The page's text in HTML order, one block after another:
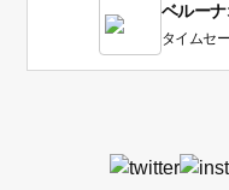
ベルー
タイムセ